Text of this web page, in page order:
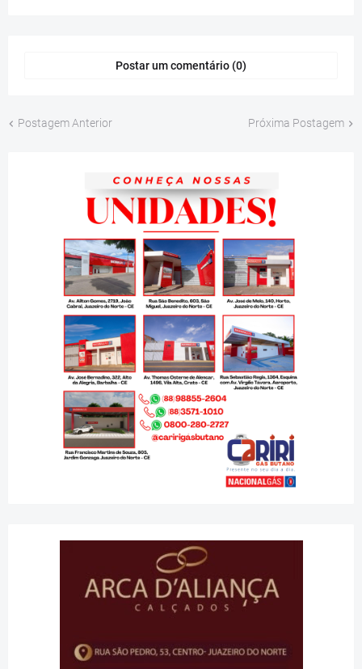
Postar um comentário (0)
Postagem Anterior Próxima Postagem